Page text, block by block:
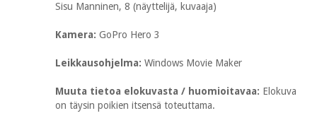
Sisu Manninen, 8 (näyttelijä, kuvaaja)
Kamera: GoPro Hero 3
Leikkausohjelma: Windows Movie Maker
Muuta tietoa elokuvasta / huomioitavaa: Elokuva
on täysin poikien itsensä toteuttama.